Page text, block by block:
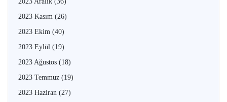
2023 Kasım (26)
2023 Ekim (40)
2023 Eylül (19)
2023 Ağustos (18)
2023 Temmuz (19)
2023 Haziran (27)